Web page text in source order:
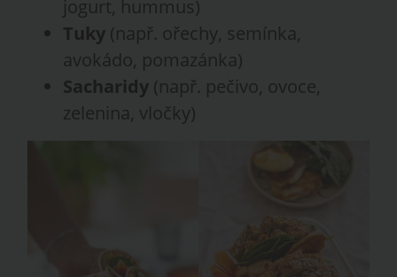
jogurt, hummus)
Tuky (např. ořechy, semínka,
avokádo, pomazánka)
Sacharidy (např. pečivo, ovoce,
zelenina, vločky)